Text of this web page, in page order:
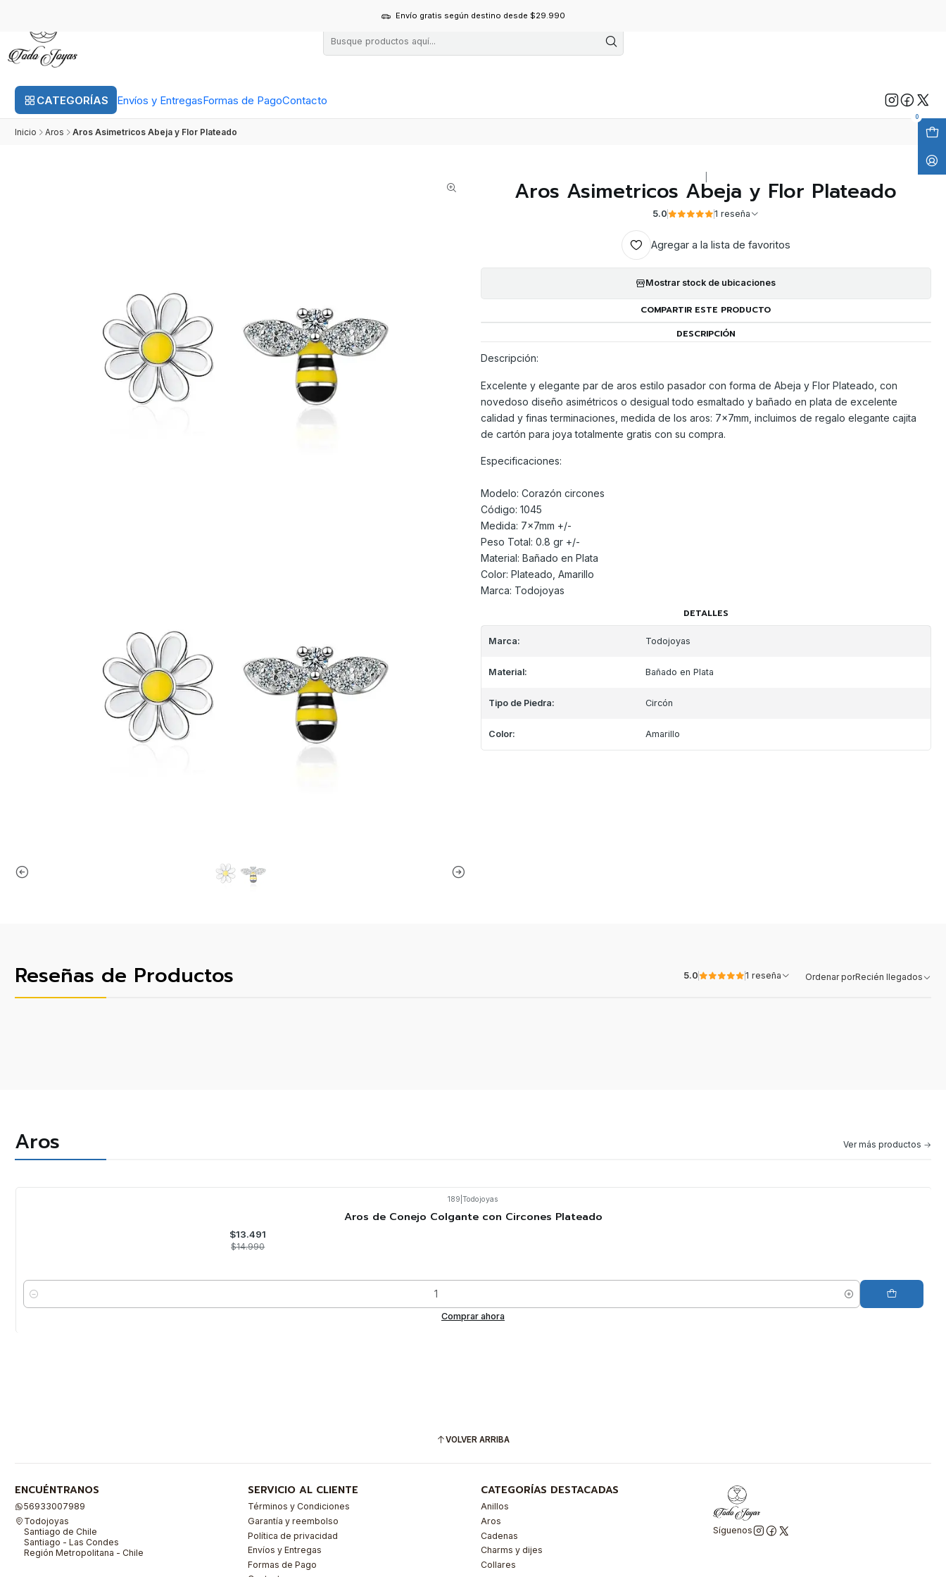
CATEGORÍAS Envíos y EntregasFormas de PagoContacto
0
Envío gratis según destino desde $29.990
Inicio Aros Aros Asimetricos Abeja y Flor Plateado
Aros Asimetricos Abeja y Flor Plateado
5.0 1 reseña
Agregar a la lista de favoritos
Mostrar stock de ubicaciones
COMPARTIR ESTE PRODUCTO
DESCRIPCIÓN
Descripción:
Excelente y elegante par de aros estilo pasador con forma de Abeja y Flor Plateado, con
novedoso diseño asimétricos o desigual todo esmaltado y bañado en plata de excelente
calidad y finas terminaciones, medida de los aros: 7x7mm, incluimos de regalo elegante cajita
de cartón para joya totalmente gratis con su compra.
Especificaciones:
Modelo: Corazón circones
Código: 1045
Medida: 7x7mm +/-
Peso Total: 0.8 gr +/-
Material: Bañado en Plata
Color: Plateado, Amarillo
Marca: Todojoyas
DETALLES
Marca: Todojoyas
Material: Bañado en Plata
Tipo de Piedra: Circón
Color: Amarillo
Reseñas de Productos 5.0 1 reseña Ordenar porRecién llegados
Aros Ver más productos
189 Todojoyas
Aros de Conejo Colgante con Circones Plateado
$13.491
$14.990
Cantidad
Comprar ahora
VOLVER ARRIBA
ENCUÉNTRANOS
56933007989
Todojoyas
Santiago de Chile
Santiago - Las Condes
Región Metropolitana - Chile
SERVICIO AL CLIENTE
Términos y Condiciones
Garantía y reembolso
Política de privacidad
Envíos y Entregas
Formas de Pago
CATEGORÍAS DESTACADAS
Anillos
Aros
Cadenas
Charms y dijes
Collares
Síguenos